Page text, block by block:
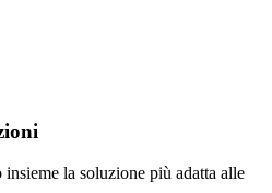
la soluzione più adatta alle